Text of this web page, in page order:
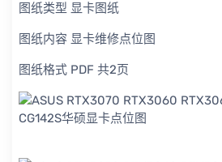
图纸类型 显卡图纸
图纸内容 显卡维修点位图
图纸格式 PDF 共2页